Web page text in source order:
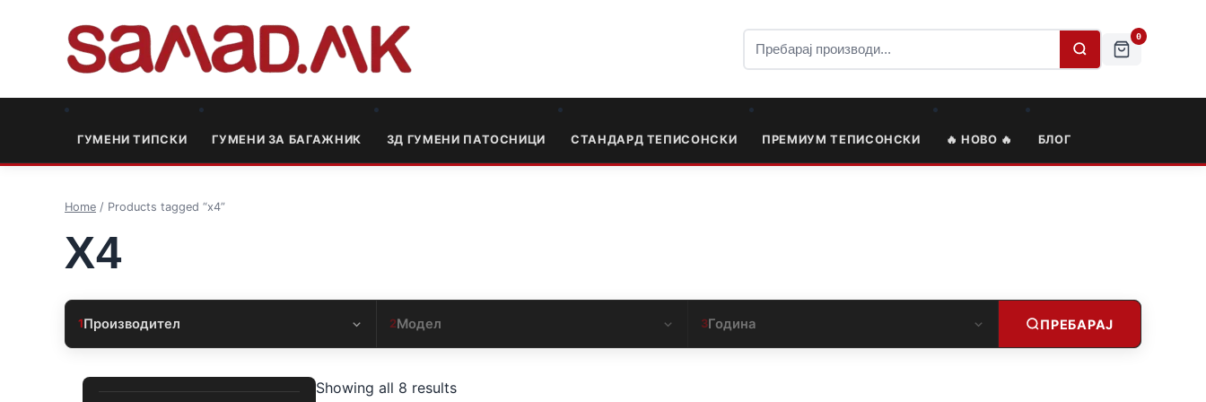
0
ГУМЕНИ ТИПСКИ ГУМЕНИ ЗА БАГАЖНИК 3Д ГУМЕНИ ПАТОСНИЦИ СТАНДАРД ТЕПИСОНСКИ ПРЕМИУМ ТЕПИСОНСКИ 🔥 НОВО 🔥 БЛОГ
Home / Products tagged “x4”
X4
1Производител 2Модел 3Година ПРЕБАРАЈ
Showing all 8 results